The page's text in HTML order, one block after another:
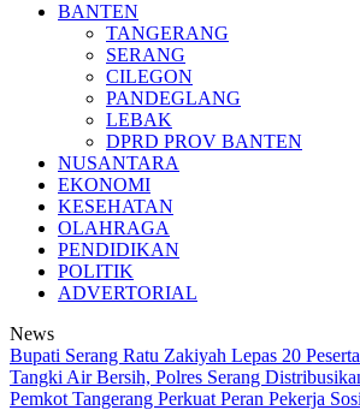
BANTEN
TANGERANG
SERANG
CILEGON
PANDEGLANG
LEBAK
DPRD PROV BANTEN
NUSANTARA
EKONOMI
KESEHATAN
OLAHRAGA
PENDIDIKAN
POLITIK
ADVERTORIAL
News
Bupati Serang Ratu Zakiyah Lepas 20
Tangki Air Bersih, Polres Serang
Pemkot Tangerang Perkuat Peran Pekerja